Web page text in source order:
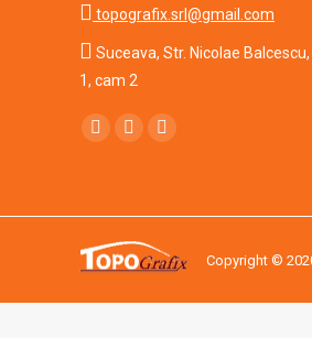
topografix.srl@gmail.com
 Suceava, Str. Nicolae Balcescu,
1, cam 2
Find us on:
Facebook
Mail Whatsapp
Copyright ©